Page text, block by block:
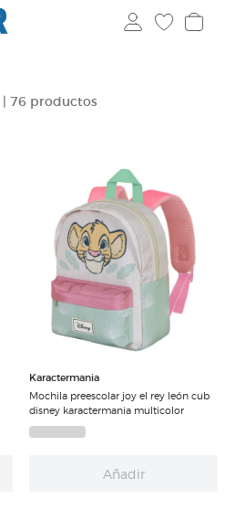
| 76 productos
Karactermania
Mochila preescolar joy el rey león cub
disney karactermania multicolor
Añadir